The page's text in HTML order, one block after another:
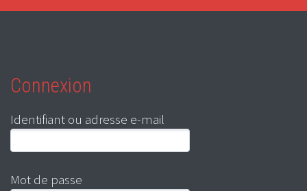
Connexion
Identifiant ou adresse e-mail
Mot de passe